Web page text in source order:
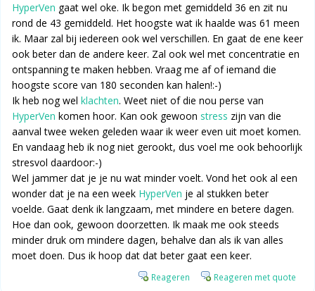
HyperVen gaat wel oke. Ik begon met gemiddeld 36 en zit nu
rond de 43 gemiddeld. Het hoogste wat ik haalde was 61 meen
ik. Maar zal bij iedereen ook wel verschillen. En gaat de ene keer
ook beter dan de andere keer. Zal ook wel met concentratie en
ontspanning te maken hebben. Vraag me af of iemand die
hoogste score van 180 seconden kan halen!:-)
Ik heb nog wel klachten. Weet niet of die nou perse van
HyperVen komen hoor. Kan ook gewoon stress zijn van die
aanval twee weken geleden waar ik weer even uit moet komen.
En vandaag heb ik nog niet gerookt, dus voel me ook behoorlijk
stresvol daardoor:-)
Wel jammer dat je je nu wat minder voelt. Vond het ook al een
wonder dat je na een week HyperVen je al stukken beter
voelde. Gaat denk ik langzaam, met mindere en betere dagen.
Hoe dan ook, gewoon doorzetten. Ik maak me ook steeds
minder druk om mindere dagen, behalve dan als ik van alles
moet doen. Dus ik hoop dat dat beter gaat een keer.
Reageren Reageren met quote